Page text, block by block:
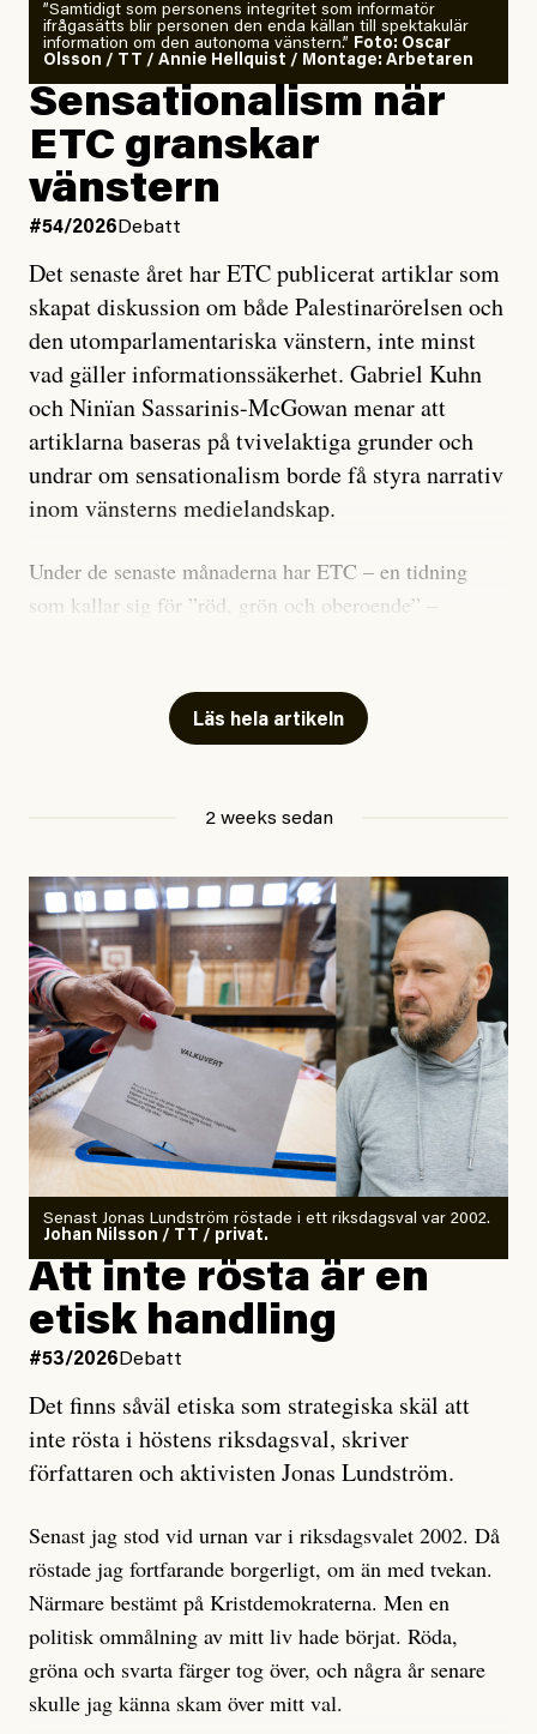
”Samtidigt som personens integritet som informatör
ifrågasätts blir personen den enda källan till spektakulär
information om den autonoma vänstern.” Foto: Oscar
Olsson / TT / Annie Hellquist / Montage: Arbetaren
Sensationalism när
ETC granskar
vänstern
#54/2026 Debatt
Det senaste året har ETC publicerat artiklar som
skapat diskussion om både Palestinarörelsen och
den utomparlamentariska vänstern, inte minst
vad gäller informationssäkerhet. Gabriel Kuhn
och Ninïan Sassarinis-McGowan menar att
artiklarna baseras på tvivelaktiga grunder och
undrar om sensationalism borde få styra narrativ
inom vänsterns medielandskap.
Under de senaste månaderna har ETC – en tidning
som kallar sig för ”röd, grön och oberoende” –
skriver för? Vad betyder det att vara en ”röd, grön och
oberoende” tidning? Och vad är egentligen bra
utpekas som israelisk infiltratör”. Enligt ingressen
handlar artikeln om en person vars ”bakgrund skapar
splittring och oro i rörelsen”. Problemet är att artikeln
skapar betydligt mer oro i palestinarörelsen – och den
oberoende vänstern – än den porträtterade personen
eller dess bakgrund.
Det finns en väldigt enkel regel inom alla politiska
rörelser när det gäller misstänkta infiltratörer:
Antingen har en bevis på att de är infiltratörer, och då
ska en gå ut med det så fort det bara går för att skydda
rörelsen. Eller så har en inga bevis, bara misstankar,
och då ska en efterforska diskret, just för att inte skapa
oro inom rörelsen.
Artikeln undersöker inte, som ETC påstår, ”vad som
är sant, vad som är rykten”, utan den bidrar bara till
ännu mer ryktesspridning. Det finns inte ett enda bevis
misstänkta personen är en infiltratör. Det som läsaren
får veta är att personen har ändrat sina politiska åsikter
under åren, att den har raderat tidigare innehåll på sina
sociala medier, att artikelns författare inte förstår sig
på personens ekonomi och att det tydligen finns
anonyma röster inom rörelsen som säger saker som
Läs hela artikeln
2 weeks sedan
Senast Jonas Lundström röstade i ett riksdagsval var 2002.
Johan Nilsson / TT / privat.
Att inte rösta är en
etisk handling
#53/2026 Debatt
Det finns såväl etiska som strategiska skäl att
inte rösta i höstens riksdagsval, skriver
författaren och aktivisten Jonas Lundström.
Senast jag stod vid urnan var i riksdagsvalet 2002. Då
röstade jag fortfarande borgerligt, om än med tvekan.
Närmare bestämt på Kristdemokraterna. Men en
politisk ommålning av mitt liv hade börjat. Röda,
gröna och svarta färger tog över, och några år senare
skulle jag känna skam över mitt val.